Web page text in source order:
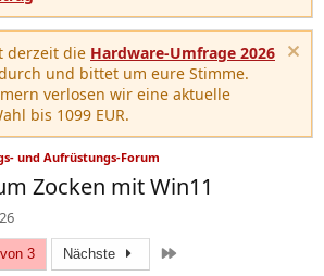
derzeit die Hardware-Umfrage 2026
und bittet um eure Stimme.
verlosen wir eine aktuelle
bis 1099 EUR.
und Aufrüstungs-Forum
Zocken mit Win11
3 Nächste